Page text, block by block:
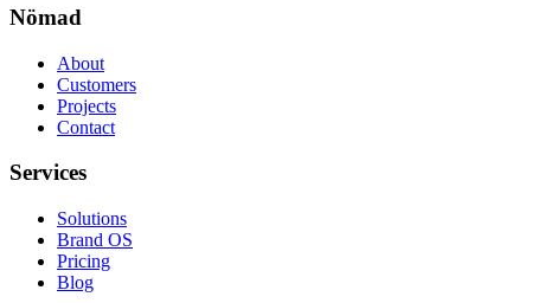
Nömad
About
Customers
Projects
Contact
Services
Solutions
Brand OS
Pricing
Blog